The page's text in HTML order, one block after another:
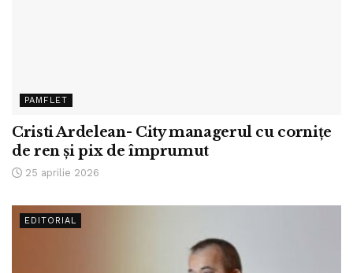
PAMFLET
Cristi Ardelean- City managerul cu cornițe
de ren și pix de împrumut
25 aprilie 2026
EDITORIAL